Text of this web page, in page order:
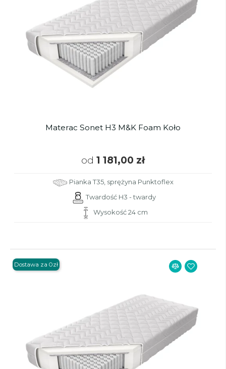
Materac Sonet H3 M&K Foam Koło
od 1 181,00 zł
Pianka T35, sprężyna Punktoflex
Twardość H3 - twardy
Wysokość 24 cm
Dostawa za 0zł